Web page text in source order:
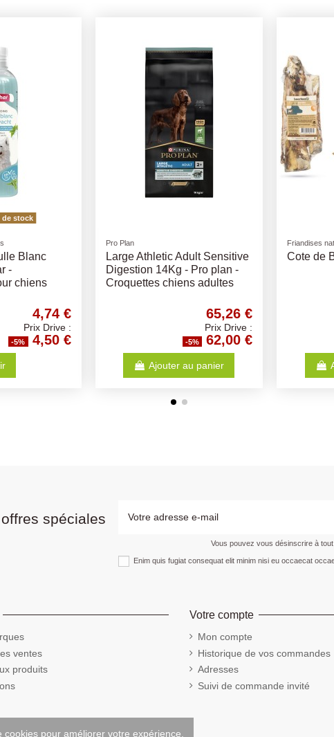
-
2,65 €
Prix Drive :
2,52 €
Friandises naturelles
Denta Fun Cœur Poulet 70gr
ou 125gr
1,63 €
Prix Drive :
-5% 1,55 €
Ajouter au panier
Friandises
Bois de Cerf
spéciales
Vous pouvez vous désinscrire à tout
Enim quis fugiat consequat elit minim nisi eu occaecat
ventes
produits
Votre compte
Mon compte
Historique de vos commandes
Adresses
Suivi de commande invité
pour améliorer votre expérience.